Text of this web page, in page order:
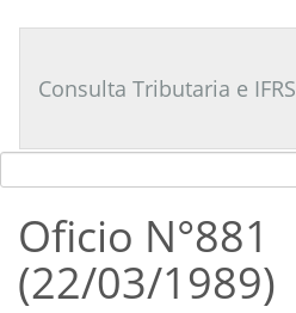
Tributario
Consulta Tributaria e IFRS
Oficio N°881
(22/03/1989)